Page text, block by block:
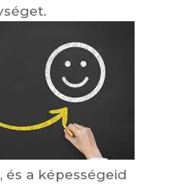
a képességeid